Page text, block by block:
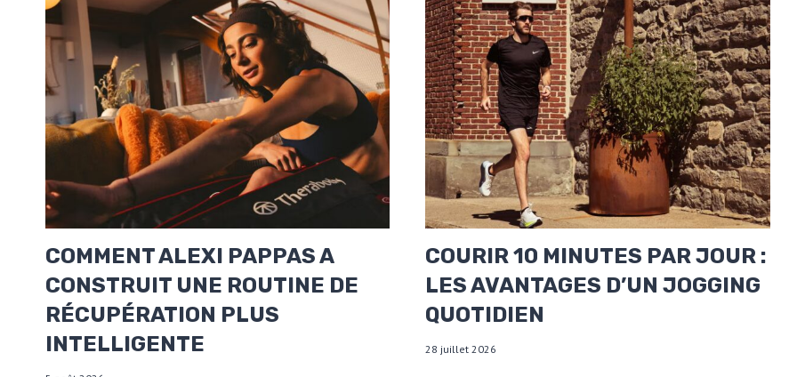
COMMENT ALEXI PAPPAS A
CONSTRUIT UNE ROUTINE DE
RÉCUPÉRATION PLUS
INTELLIGENTE
COURIR 10 MINUTES PAR JOUR :
LES AVANTAGES D’UN JOGGING
QUOTIDIEN
28 juillet 2026